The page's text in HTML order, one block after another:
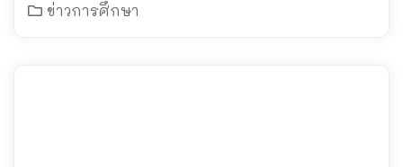
ข่าวการศึกษา